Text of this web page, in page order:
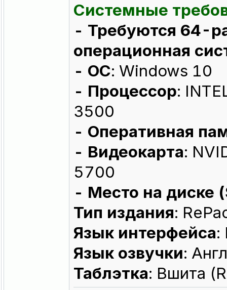
Системные
- Требуются 64-
операционная
- ОС: Windows 10
- Процессор:
3500
- Оперативная
- Видеокарта:
5700
- Место на диске
Тип издания:
Язык интерфейса:
Язык озвучки:
Таблэтка: Вшита